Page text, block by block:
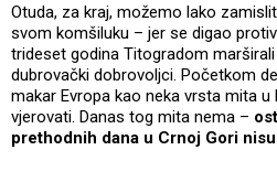
Otuda, za kraj, možemo lako
svom komšiluku – jer se digao
trideset godina Titogradom
dubrovački dobrovoljci. Početkom
makar Evropa kao neka vrsta mita
vjerovati. Danas tog mita nema –
prethodnih dana u Crnoj Gori